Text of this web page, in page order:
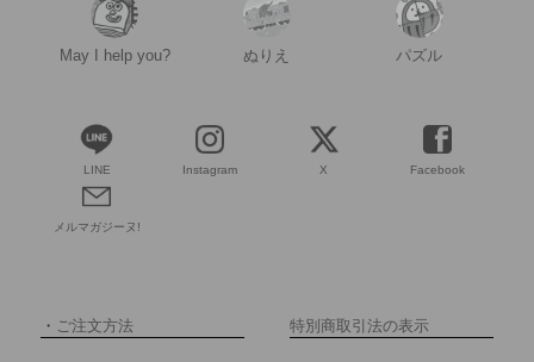
May I help you? ぬりえ パズル
LINE Instagram X Facebook
メルマガジーヌ!
・ ご注文方法 特別商取引法の表示